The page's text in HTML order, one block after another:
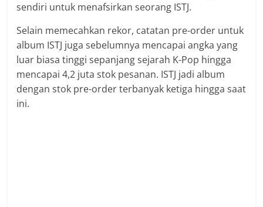
sendiri untuk menafsirkan seorang ISTJ.
Selain memecahkan rekor, catatan pre-order untuk
album ISTJ juga sebelumnya mencapai angka yang
luar biasa tinggi sepanjang sejarah K-Pop hingga
mencapai 4,2 juta stok pesanan. ISTJ jadi album
dengan stok pre-order terbanyak ketiga hingga saat
ini.